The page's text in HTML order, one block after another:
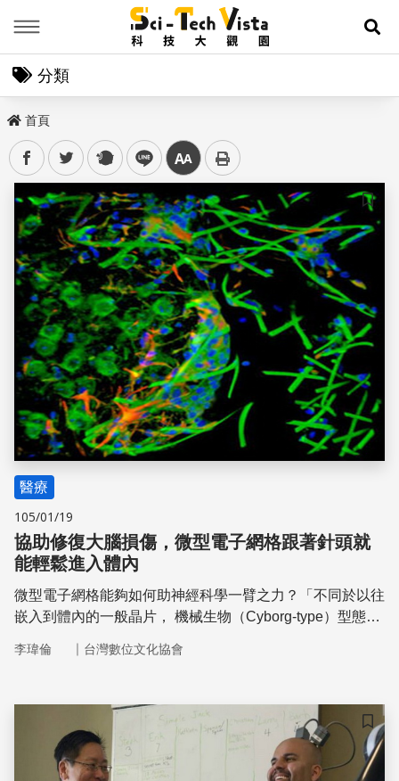
展
分類
首頁
facebooktwitter plurk line 中
儲存
醫療
105/01/19
協助修復大腦損傷，微型電子網格跟著針頭就
能輕鬆進入體內
微型電子網格能夠如何助神經科學一臂之力？「不同於以往
嵌入到體內的一般晶片， 機械生物（Cyborg-type）型態的
斯李柏（Charles Lieber）表示。根據目前植入到實驗鼠大
肢、義眼、甚至是協助修復大腦損傷、幫助受損組織的細胞
李瑋倫 ｜ 台灣數位文化協會
儲存